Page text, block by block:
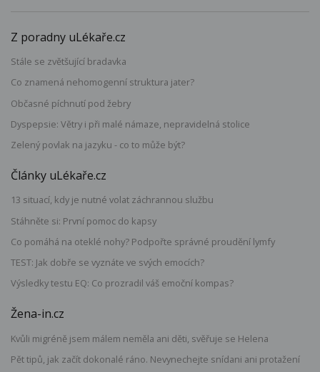
Z poradny uLékaře.cz
Stále se zvětšující bradavka
Co znamená nehomogenní struktura jater?
Občasné píchnutí pod žebry
Dyspepsie: Větry i při malé námaze, nepravidelná stolice
Zelený povlak na jazyku - co to může být?
Články uLékaře.cz
13 situací, kdy je nutné volat záchrannou službu
Stáhněte si: První pomoc do kapsy
Co pomáhá na oteklé nohy? Podpořte správné proudění lymfy
TEST: Jak dobře se vyznáte ve svých emocích?
Výsledky testu EQ: Co prozradil váš emoční kompas?
Žena-in.cz
Kvůli migréně jsem málem neměla ani děti, svěřuje se Helena
Pět tipů, jak začít dokonalé ráno. Nevynechejte snídani ani protažení